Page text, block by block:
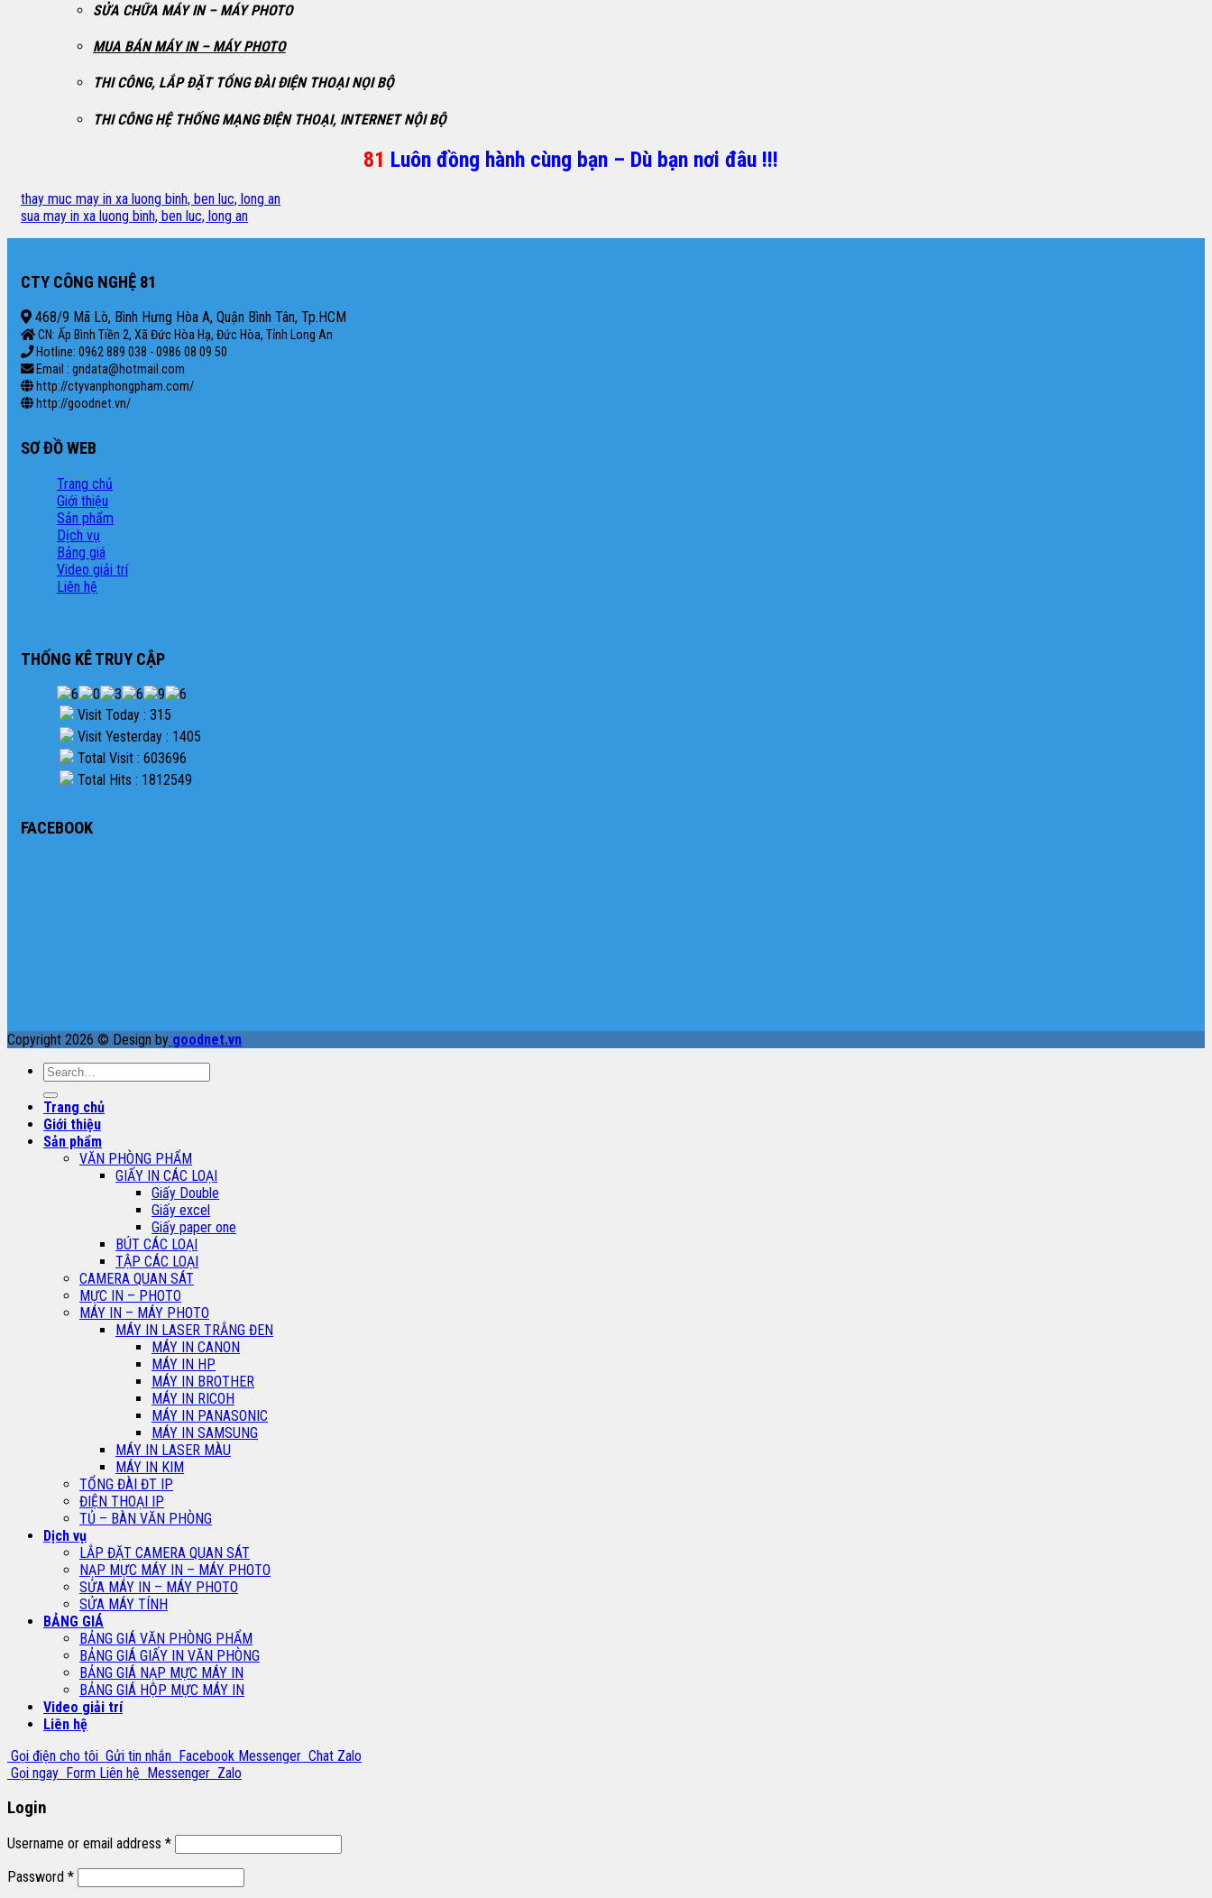
SỬA CHỮA MÁY IN – MÁY PHOTO
MUA BÁN MÁY IN – MÁY PHOTO
THI CÔNG, LẮP ĐẶT TỔNG ĐÀI ĐIỆN THOẠI NỌI BỘ
THI CÔNG HỆ THỐNG MẠNG ĐIỆN THOẠI, INTERNET NỘI BỘ
81 Luôn đồng hành cùng bạn – Dù bạn nơi đâu !!!
thay muc may in xa luong binh, ben luc, long an
sua may in xa luong binh, ben luc, long an
CTY CÔNG NGHỆ 81
468/9 Mã Lò, Bình Hưng Hòa A, Quận Bình Tân, Tp.HCM
CN: Ấp Bình Tiền 2, Xã Đức Hòa Hạ, Đức Hòa, Tỉnh Long An
Hotline: 0962 889 038 - 0986 08 09 50
Email : gndata@hotmail.com
http://ctyvanphongpham.com/
http://goodnet.vn/
SƠ ĐỒ WEB
Trang chủ
Giới thiệu
Sản phẩm
Dịch vụ
Bảng giá
Video giải trí
Liên hệ
THỐNG KÊ TRUY CẬP
Visit Today : 315
Visit Yesterday : 1405
Total Visit : 603696
Total Hits : 1812549
FACEBOOK
Copyright 2026 © Design by goodnet.vn
Search
for:
Trang chủ
Giới thiệu
Sản phẩm
VĂN PHÒNG PHẨM
GIẤY IN CÁC LOẠI
Giấy Double
Giấy excel
Giấy paper one
BÚT CÁC LOẠI
TẬP CÁC LOẠI
CAMERA QUAN SÁT
MỰC IN – PHOTO
MÁY IN – MÁY PHOTO
MÁY IN LASER TRẮNG ĐEN
MÁY IN CANON
MÁY IN HP
MÁY IN BROTHER
MÁY IN RICOH
MÁY IN PANASONIC
MÁY IN SAMSUNG
MÁY IN LASER MÀU
MÁY IN KIM
TỔNG ĐÀI ĐT IP
ĐIỆN THOẠI IP
TỦ – BÀN VĂN PHÒNG
Dịch vụ
LẮP ĐẶT CAMERA QUAN SÁT
NẠP MỰC MÁY IN – MÁY PHOTO
SỬA MÁY IN – MÁY PHOTO
SỬA MÁY TÍNH
BẢNG GIÁ
BẢNG GIÁ VĂN PHÒNG PHẨM
BẢNG GIÁ GIẤY IN VĂN PHÒNG
BẢNG GIÁ NẠP MỰC MÁY IN
BẢNG GIÁ HỘP MỰC MÁY IN
Video giải trí
Liên hệ
Gọi điện cho tôi Gửi tin nhắn Facebook Messenger Chat Zalo
Gọi ngay Form Liên hệ Messenger Zalo
Login
Username or email address *
Password *